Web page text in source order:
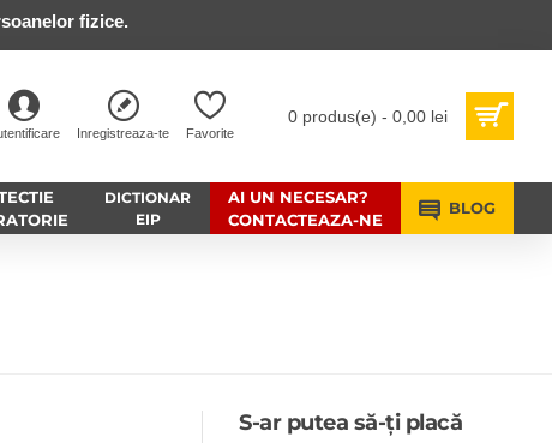
fizice.
Inregistreaza-te Favorite
0 produs(e) - 0,00 lei
DICTIONAR
EIP
AI UN NECESAR?
CONTACTEAZA-NE
BLOG
S-ar putea să-ți placă